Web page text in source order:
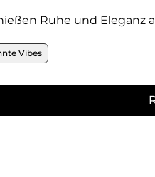
Ruhe und Eleganz
Vibes